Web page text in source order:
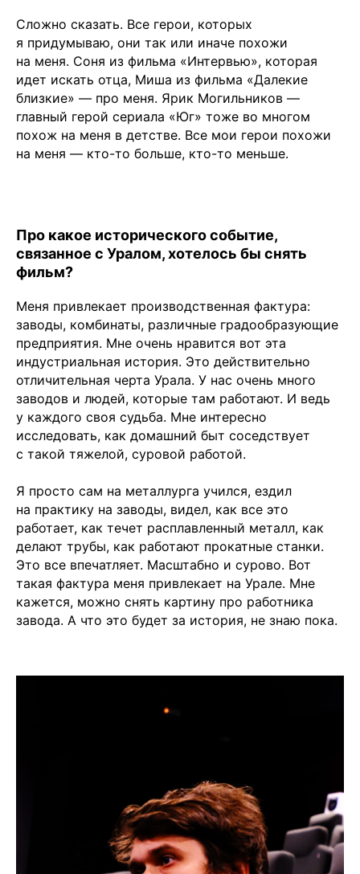
Сложно сказать. Все герои, которых
я придумываю, они так или иначе похожи
на меня. Соня из фильма «Интервью», которая
идет искать отца, Миша из фильма «Далекие
близкие» — про меня. Ярик Могильников —
главный герой сериала «Юг» тоже во многом
похож на меня в детстве. Все мои герои похожи
на меня — кто-то больше, кто-то меньше.
Про какое исторического событие,
связанное с Уралом, хотелось бы снять
фильм?
Меня привлекает производственная фактура:
заводы, комбинаты, различные градообразующие
предприятия. Мне очень нравится вот эта
индустриальная история. Это действительно
отличительная черта Урала. У нас очень много
заводов и людей, которые там работают. И ведь
у каждого своя судьба. Мне интересно
исследовать, как домашний быт соседствует
с такой тяжелой, суровой работой.
Я просто сам на металлурга учился, ездил
на практику на заводы, видел, как все это
работает, как течет расплавленный металл, как
делают трубы, как работают прокатные станки.
Это все впечатляет. Масштабно и сурово. Вот
такая фактура меня привлекает на Урале. Мне
кажется, можно снять картину про работника
завода. А что это будет за история, не знаю пока.